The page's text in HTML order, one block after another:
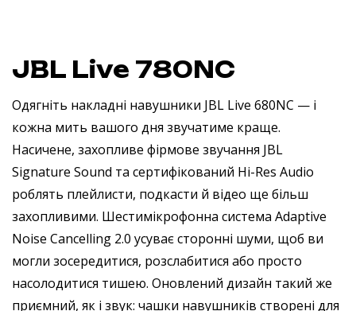
JBL Live 780NC
Одягніть накладні навушники JBL Live 680NC — і
кожна мить вашого дня звучатиме краще.
Насичене, захопливе фірмове звучання JBL
Signature Sound та сертифікований Hi-Res Audio
роблять плейлисти, подкасти й відео ще більш
захопливими. Шестимікрофонна система Adaptive
Noise Cancelling 2.0 усуває сторонні шуми, щоб ви
могли зосередитися, розслабитися або просто
насолодитися тишею. Оновлений дизайн такий же
приємний, як і звук: чашки навушників створені для